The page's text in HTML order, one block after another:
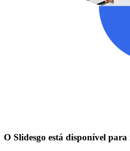
O Slidesgo está disponível para